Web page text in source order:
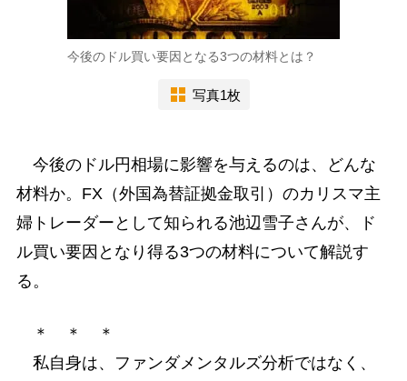
今後のドル買い要因となる3つの材料とは？
写真1枚
今後のドル円相場に影響を与えるのは、どんな
材料か。FX（外国為替証拠金取引）のカリスマ主
婦トレーダーとして知られる池辺雪子さんが、ド
ル買い要因となり得る3つの材料について解説す
る。
＊ ＊ ＊
私自身は、ファンダメンタルズ分析ではなく、